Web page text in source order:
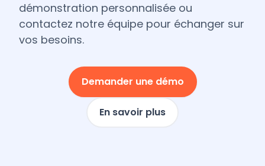
démonstration personnalisée ou
contactez notre équipe pour échanger sur
vos besoins.
Demander une démo
En savoir plus